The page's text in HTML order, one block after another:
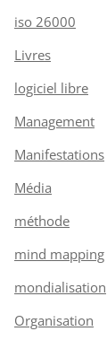
iso 26000
Livres
logiciel libre
Management
Manifestations
Média
méthode
mind mapping
mondialisation
Organisation